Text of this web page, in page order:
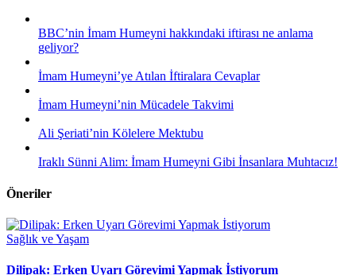
BBC’nin İmam Humeyni hakkındaki iftirası ne anlama
geliyor?
İmam Humeyni’ye Atılan İftiralara Cevaplar
İmam Humeyni’nin Mücadele Takvimi
Ali Şeriati’nin Kölelere Mektubu
Iraklı Sünni Alim: İmam Humeyni Gibi İnsanlara Muhtacız!
Öneriler
Sağlık ve Yaşam
Dilipak: Erken Uyarı Görevimi Yapmak İstiyorum